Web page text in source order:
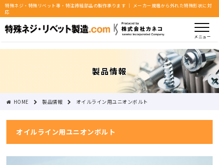
特殊ネジ・特殊リベット等・特注締結部品の製作承ります ｜ メーカー規格から外れた特殊形状に対
応
メニュー
製品情報
HOME 製品情報 オイルライン用ユニオンボルト
オイルライン用ユニオンボルト